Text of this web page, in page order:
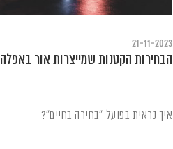
21-11-2023
הבחירות הקטנות שמייצרות אור באפלה
איך נראית בפועל "בחירה בחיים"?